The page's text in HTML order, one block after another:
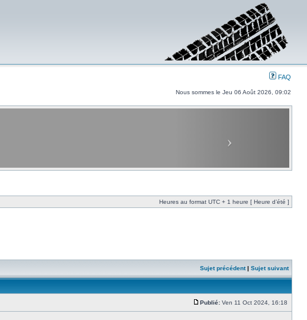
FAQ
Nous sommes le Jeu 06 Août 2026, 09:02
Heures au format UTC + 1 heure [ Heure d’été ]
Sujet précédent| Sujet suivant
Publié: Ven 11 Oct 2024, 16:18